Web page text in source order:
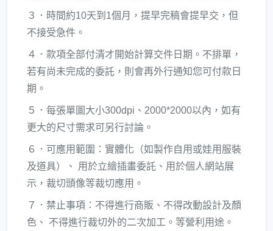
３．時間約10天到1個月，提早完稿會提早交，但
不接受急件。
４．款項全部付清才開始計算交件日期。不排單，
若有尚未完成的委託，則會再外行通知您可付款日
期。
５．每張單圖大小300dpi、2000*2000以內，如有
更大的尺寸需求可另行討論。
６．可應用範圍：實體化（如製作自用或娃用服裝
及道具）、 用於立繪插畫委託、用於個人網站展
示，裁切頭像等裁切應用。
７．禁止事項：不得進行商販、不得改動設計及顏
色、 不得進行裁切外的二次加工。 等營利用途。